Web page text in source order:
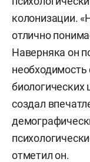
колонизации.
отлично
Наверняка он
биологических
создал
отметил он.